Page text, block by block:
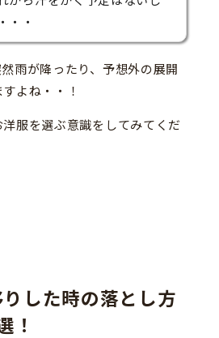
・・
雨が降ったり、予想外の展開
よね・・！
服を選ぶ意識をしてみてくだ
した時の落とし方
！